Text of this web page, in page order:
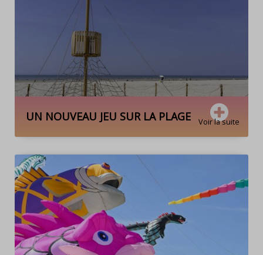
UN NOUVEAU JEU SUR LA PLAGE Voir la suite